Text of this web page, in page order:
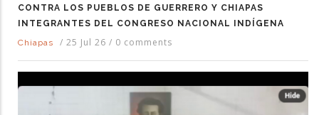
CONTRA LOS PUEBLOS DE GUERRERO Y CHIAPAS
INTEGRANTES DEL CONGRESO NACIONAL INDÍGENA
Chiapas
/ 25 Jul 26 / 0 comments